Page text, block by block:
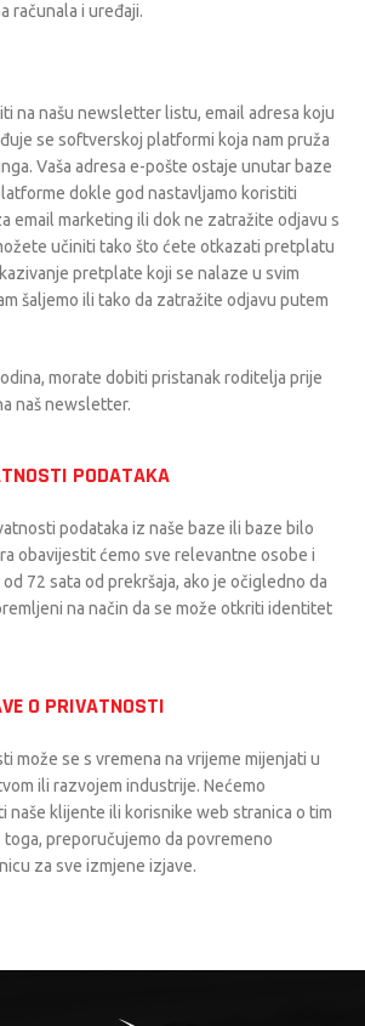
računala i uređaji.
na našu newsletter listu, email adresa koju
se softverskoj platformi koja nam pruža
Vaša adresa e-pošte ostaje unutar baze
dokle god nastavljamo koristiti
email marketing ili dok ne zatražite odjavu s
učiniti tako što ćete otkazati pretplatu
pretplate koji se nalaze u svim
šaljemo ili tako da zatražite odjavu putem
morate dobiti pristanak roditelja prije
naš newsletter.
PODATAKA
podataka iz naše baze ili baze bilo
obavijestit ćemo sve relevantne osobe i
72 sata od prekršaja, ako je očigledno da
na način da se može otkriti identitet
O PRIVATNOSTI
može se s vremena na vrijeme mijenjati u
ili razvojem industrije. Nećemo
naše klijente ili korisnike web stranica o tim
toga, preporučujemo da povremeno
za sve izmjene izjave.